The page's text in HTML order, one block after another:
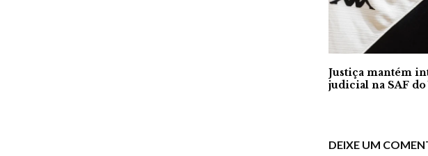
Justiça mantém
judicial na SAF do
DEIXE UM